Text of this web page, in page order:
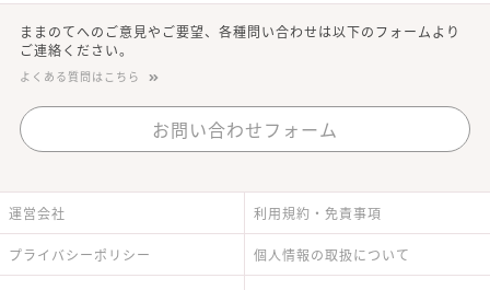
ままのてへのご意見やご要望、各種問い合わせは以下のフォームより
ご連絡ください。
よくある質問はこちら
お問い合わせフォーム
運営会社 利用規約・免責事項
プライバシーポリシー 個人情報の取扱について